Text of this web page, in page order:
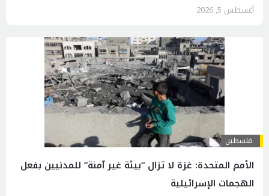
أغسطس 5, 2026
فلسطين
الأمم المتحدة: غزة لا تزال “بيئة غير آمنة” للمدنيين بفعل
الهجمات الإسرائيلية